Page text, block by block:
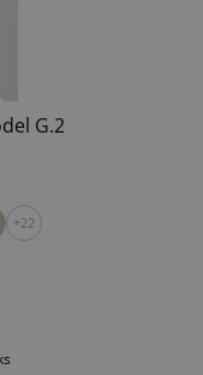
G.2
+22